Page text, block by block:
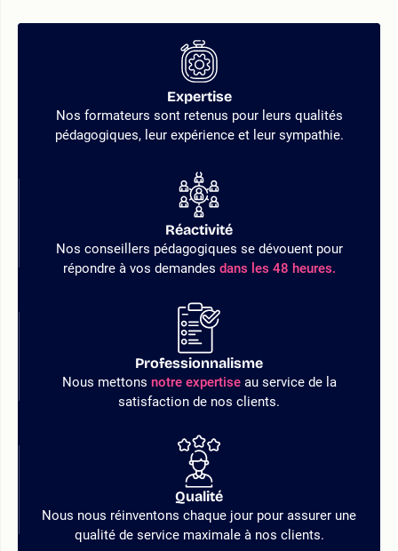
Expertise
Nos formateurs sont retenus pour leurs qualités
pédagogiques, leur expérience et leur sympathie.
Réactivité
Nos conseillers pédagogiques se dévouent pour
répondre à vos demandes dans les 48 heures.
Professionnalisme
Nous mettons notre expertiseau service de la
satisfaction de nos clients.
Qualité
Nous nous réinventons chaque jour pour assurer une
qualité de service maximale à nos clients.